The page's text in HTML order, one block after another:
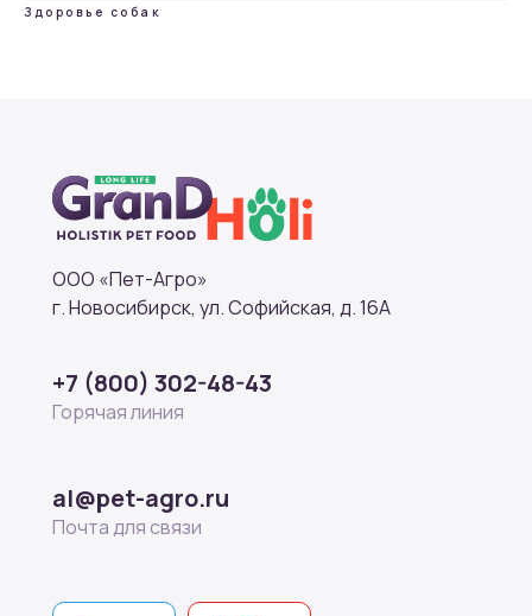
Здоровье собак
ООО «Пет-Агро»
г. Новосибирск, ул. Софийская, д. 16А
+7 (800) 302-48-43
al@pet-agro.ru
Горячая линия
Почта для связи